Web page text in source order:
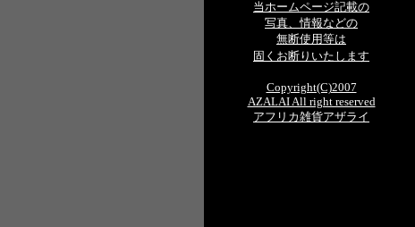
当ホームページ記載の
写真、情報などの
無断使用等は
固くお断りいたします
Copyright(C)2007
AZALAI All right reserved
アフリカ雑貨アザライ